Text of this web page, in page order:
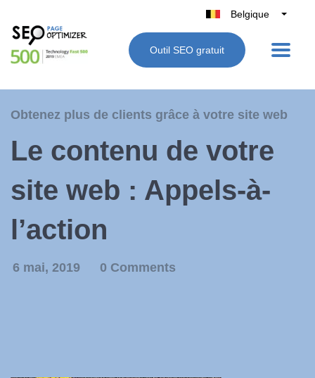
Belgique
België
Nederland
España
Outil SEO gratuit
Obtenez plus de clients grâce à votre site web
Le contenu de votre
site web : Appels-à-
l’action
6 mai, 2019 0 Comments